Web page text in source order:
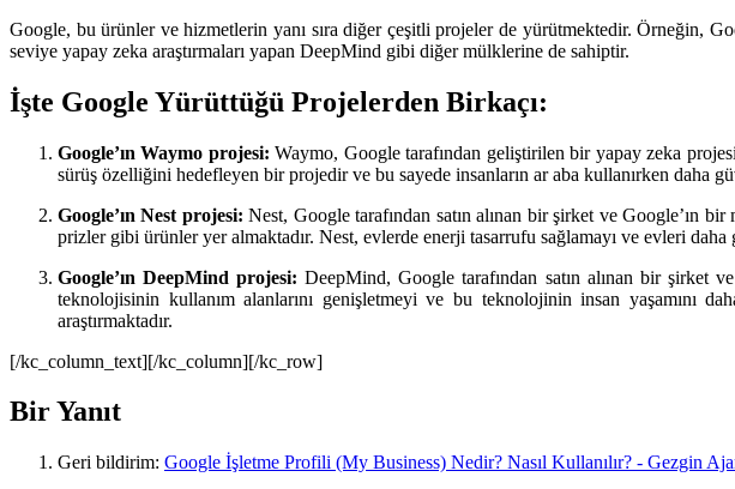
Google, bu ürünler ve hizmetlerin yanı sıra diğer çeşitli projeler de yürütmektedir. Örneğin,
seviye yapay zeka araştırmaları yapan DeepMind gibi diğer mülklerine de sahiptir.
İşte Google Yürüttüğü Projelerden Birkaçı:
Google’ın Waymo projesi: Waymo, Google tarafından geliştirilen bir yapay zeka
sürüş özelliğini hedefleyen bir projedir ve bu sayede insanların ar aba kullanırken daha
Google’ın Nest projesi: Nest, Google tarafından satın alınan bir şirket ve Google’ın
prizler gibi ürünler yer almaktadır. Nest, evlerde enerji tasarrufu sağlamayı ve evleri
Google’ın DeepMind projesi: DeepMind, Google tarafından satın alınan bir şirket
teknolojisinin kullanım alanlarını genişletmeyi ve bu teknolojinin insan yaşamını
araştırmaktadır.
[/kc_column_text][/kc_column][/kc_row]
Bir Yanıt
Geri bildirim: Google İşletme Profili (My Business) Nedir? Nasıl Kullanılır? - Gezgin